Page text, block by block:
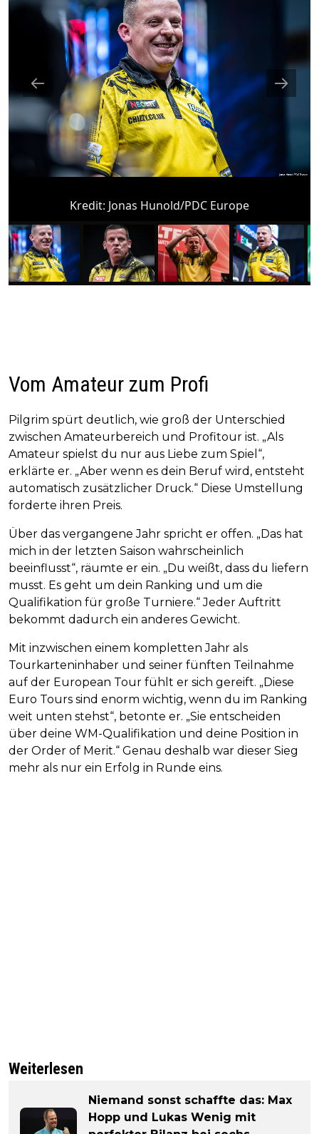
Kredit: Jonas Hunold/PDC Europe
Vom Amateur zum Profi
Pilgrim spürt deutlich, wie groß der Unterschied
zwischen Amateurbereich und Profitour ist. „Als
Amateur spielst du nur aus Liebe zum Spiel“,
erklärte er. „Aber wenn es dein Beruf wird, entsteht
automatisch zusätzlicher Druck.“ Diese Umstellung
forderte ihren Preis.
Über das vergangene Jahr spricht er offen. „Das hat
mich in der letzten Saison wahrscheinlich
beeinflusst“, räumte er ein. „Du weißt, dass du liefern
musst. Es geht um dein Ranking und um die
Qualifikation für große Turniere.“ Jeder Auftritt
bekommt dadurch ein anderes Gewicht.
Mit inzwischen einem kompletten Jahr als
Tourkarteninhaber und seiner fünften Teilnahme
auf der European Tour fühlt er sich gereift. „Diese
Euro Tours sind enorm wichtig, wenn du im Ranking
weit unten stehst“, betonte er. „Sie entscheiden
über deine WM-Qualifikation und deine Position in
der Order of Merit.“ Genau deshalb war dieser Sieg
mehr als nur ein Erfolg in Runde eins.
Weiterlesen
Niemand sonst schaffte das: Max
Hopp und Lukas Wenig mit